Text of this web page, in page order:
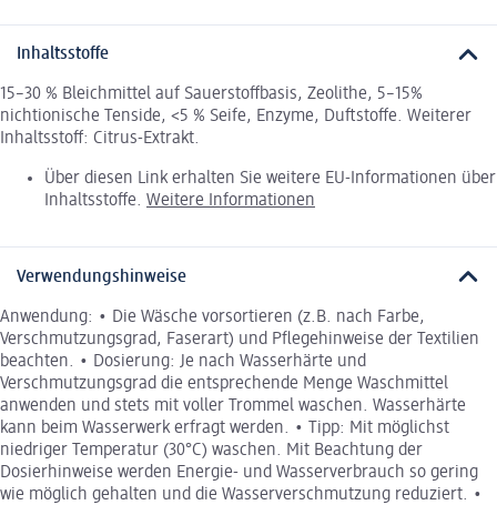
Inhaltsstoffe
15–30 % Bleichmittel auf Sauerstoffbasis, Zeolithe, 5–15%
nichtionische Tenside, <5 % Seife, Enzyme, Duftstoffe. Weiterer
Inhaltsstoff: Citrus-Extrakt.
Über diesen Link erhalten Sie weitere EU-Informationen über
Inhaltsstoffe. Weitere Informationen
Verwendungshinweise
Anwendung: • Die Wäsche vorsortieren (z.B. nach Farbe,
Verschmutzungsgrad, Faserart) und Pflegehinweise der Textilien
beachten. • Dosierung: Je nach Wasserhärte und
Verschmutzungsgrad die entsprechende Menge Waschmittel
anwenden und stets mit voller Trommel waschen. Wasserhärte
kann beim Wasserwerk erfragt werden. • Tipp: Mit möglichst
niedriger Temperatur (30°C) waschen. Mit Beachtung der
Dosierhinweise werden Energie- und Wasserverbrauch so gering
wie möglich gehalten und die Wasserverschmutzung reduziert. •